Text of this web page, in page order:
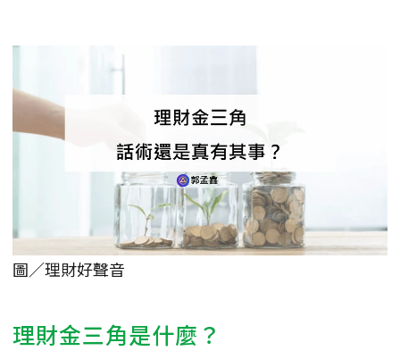
圖／理財好聲音
理財金三角是什麼？